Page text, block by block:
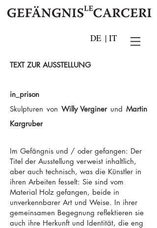
DE | IT
TEXT ZUR AUSSTELLUNG
in_prison
Skulpturen von Willy Verginer und Martin
Kargruber
Im Gefängnis und / oder gefangen: Der
Titel der Ausstellung verweist inhaltlich,
aber auch technisch, was die Künstler in
ihren Arbeiten fesselt: Sie sind vom
Material Holz gefangen, beide in
unverkennbarer Art und Weise. In ihrer
gemeinsamen Begegnung reflektieren sie
auch ihre Herkunft und Identität, die eng